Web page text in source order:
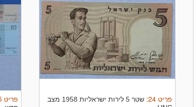
פריט 24
:
שטר 5 לירות ישראליות 1958 מצב
פריט